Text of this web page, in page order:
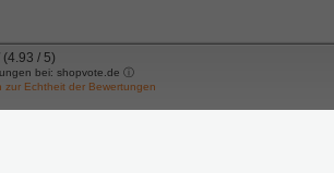
(4.93 / 5)
bei: shopvote.de ⓘ
zur Echtheit der Bewertungen